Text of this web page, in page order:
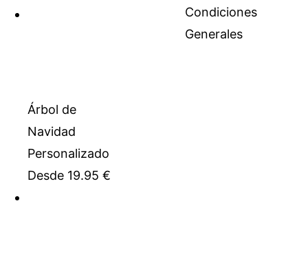
Árbol de
Navidad
Personalizado
Desde 19.95 €
Condiciones
Generales